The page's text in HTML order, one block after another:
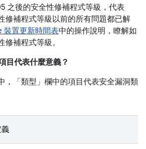
之後的安全性修補程式等級，代表
補程式等級以前的所有問題都已解
裝置更新時間表中的操作說明，瞭解如
補程式等級。
目代表什麼意義？
，「類型」 欄中的項目代表安全漏洞類
義